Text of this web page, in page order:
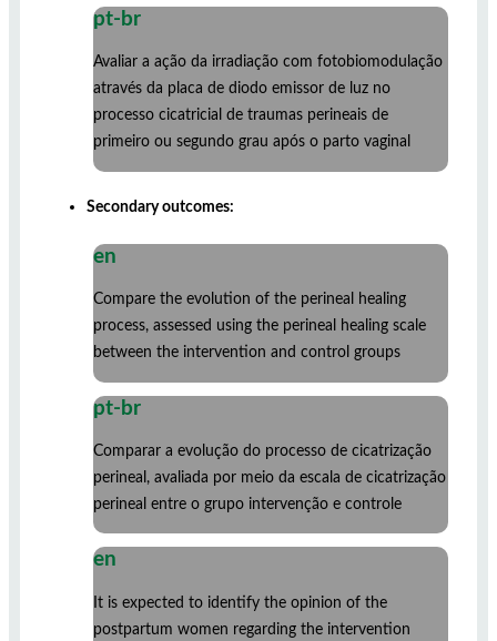
pt-br
Avaliar a ação da irradiação com fotobiomodulação
através da placa de diodo emissor de luz no
processo cicatricial de traumas perineais de
primeiro ou segundo grau após o parto vaginal
Secondary outcomes:
en
Compare the evolution of the perineal healing
process, assessed using the perineal healing scale
between the intervention and control groups
pt-br
Comparar a evolução do processo de cicatrização
perineal, avaliada por meio da escala de cicatrização
perineal entre o grupo intervenção e controle
en
It is expected to identify the opinion of the
postpartum women regarding the intervention